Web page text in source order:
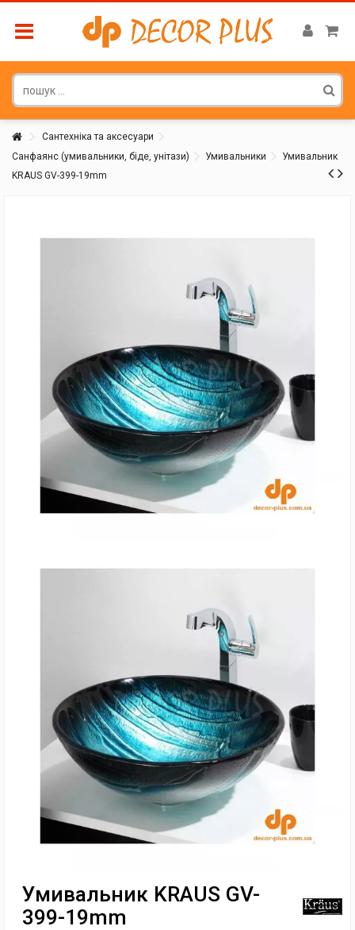
Сантехніка та аксесуари
Санфаянс (умивальники, біде, унітази)
Умивальники
Умивальник
KRAUS GV-399-19mm
Умивальник KRAUS GV-
399-19mm